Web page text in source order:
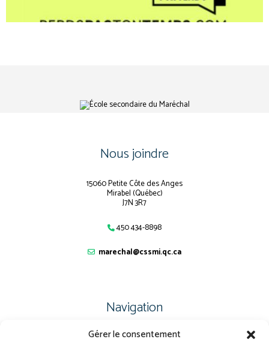
Gérer le consentement
Nous joindre
15060 Petite Côte des Anges
Mirabel (Québec)
J7N 3R7
450 434-8898
marechal@cssmi.qc.ca
Navigation
PLAN DU SITE